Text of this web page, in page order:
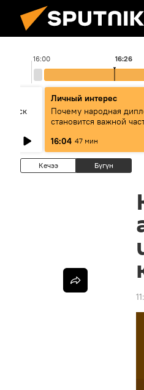
16:00 16:26
Личный интерес
Почему народная
становится важной
сотрудничества
16:04 47 мин
Кечээ Бүгүн